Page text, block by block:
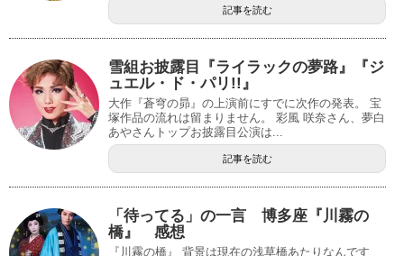
記事を読む
雪組お披露目『ライラックの夢路』『ジ
ュエル・ド・パリ!!』
大作『蒼穹の昴』の上演前にすでに次作の発表。 宝
塚作品の流れは留まりません。 彩風 咲奈さん、夢白
あやさんトップお披露目公演は...
記事を読む
「待ってる」の一言 博多座『川霧の
橋』 感想
『川霧の橋』 背景は現在の浅草橋あたりなんです